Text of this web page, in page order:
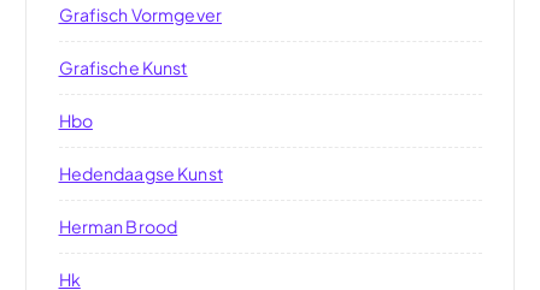
Grafisch Vormgever
Grafische Kunst
Hbo
Hedendaagse Kunst
Herman Brood
Hk